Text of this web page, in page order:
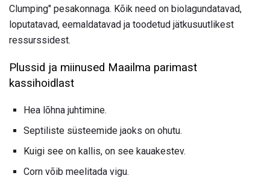
Clumping" pesakonnaga. Kõik need on biolagundatavad,
loputatavad, eemaldatavad ja toodetud jätkusuutlikest
ressurssidest.
Plussid ja miinused Maailma parimast
kassihoidlast
Hea lõhna juhtimine.
Septiliste süsteemide jaoks on ohutu.
Kuigi see on kallis, on see kauakestev.
Corn võib meelitada vigu.